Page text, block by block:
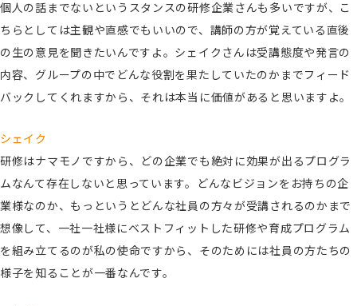
個人の話までないというスタンスの研修企業さんも多いですが、こ
ちらとしては主観や直感でもいいので、講師の方が覚えている直後
の生の意見を聞きたいんですよ。シェイクさんは受講態度や発言の
内容、グループの中でどんな役割を果たしていたのかまでフィード
バックしてくれますから、それは本当に価値があると思いますよ。
シェイク
研修はナマモノですから、どの企業でも絶対に効果が出るプログラ
ムなんて存在しないと思っています。どんなビジョンをお持ちの企
業様なのか、もっというとどんな社員の方々が受講されるのかまで
想像して、一社一社様にベストフィットした研修や育成プログラム
を組み立てるのが私の使命ですから、そのためには社員の方たちの
様子を知ることが一番なんです。